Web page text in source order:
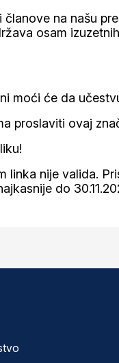
na našu
osam
moći će da
proslaviti ovaj
linka nije valida.
do